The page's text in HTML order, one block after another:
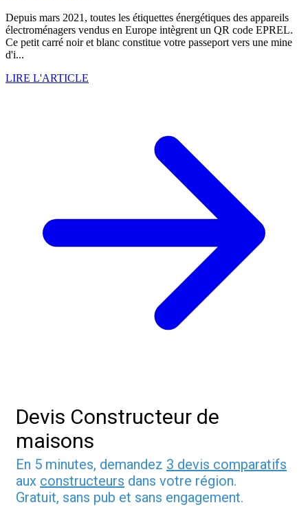
Depuis mars 2021, toutes les étiquettes énergétiques des appareils
électroménagers vendus en Europe intègrent un QR code EPREL.
Ce petit carré noir et blanc constitue votre passeport vers une mine
d'i...
LIRE L'ARTICLE
Devis Constructeur de
maisons
En 5 minutes, demandez 3 devis comparatifs
aux constructeurs dans votre région.
Gratuit, sans pub et sans engagement.